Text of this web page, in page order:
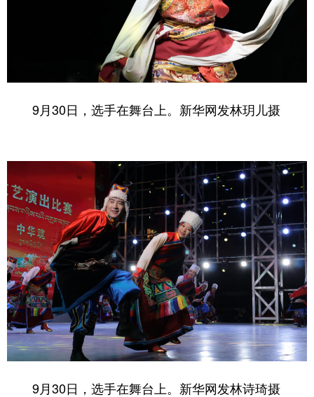
9月30日，选手在舞台上。 新华网发林玥儿摄
9月30日，选手在舞台上。 新华网发林诗琦摄